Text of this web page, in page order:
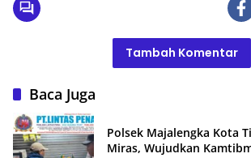
Ekosistem Keamanan Siber
Tambah Komentar
Baca Juga
Polsek Majalengka Kota
Miras, Wujudkan